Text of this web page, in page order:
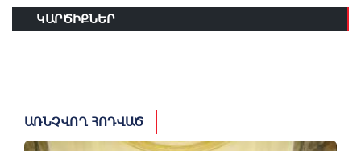
ԿԱՐԾԻՔՆԵՐ
ԱՌՆՉՎՈՂ ՀՈԴՎԱԾ